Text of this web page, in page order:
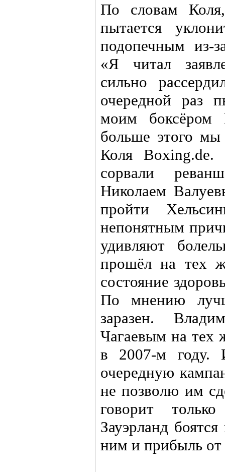
По словам
пытается
подопечным из-
«Я читал
сильно
очередной раз
моим боксёром
больше этого
Коля
сорвали
Николаем
пройти
непонятным
удивляют
прошёл на тех
состояние
По мнению
заразен.
Чагаевым на тех
в 2007-м году.
очередную
не позволю им
говорит
Зауэрланд
ним и прибыль от